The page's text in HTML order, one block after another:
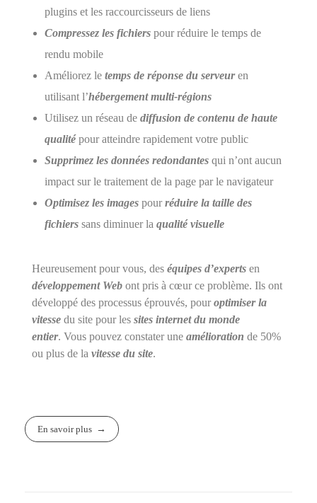
plugins et les raccourcisseurs de liens
Compressez les fichierspour réduire le temps de
rendu mobile
Améliorez le temps de réponse du serveuren
utilisant l’hébergement multi-régions
Utilisez un réseau de diffusion de contenu de haute
qualitépour atteindre rapidement votre public
Supprimez les données redondantesqui n’ont aucun
impact sur le traitement de la page par le navigateur
Optimisez les imagespourréduire la taille des
fichierssans diminuer la qualité visuelle
Heureusement pour vous, des équipes d’experts en
développement Web ont pris à cœur ce problème. Ils ont
développé des processus éprouvés, pouroptimiser la
vitesse du site pour les sites internet du monde
entier. Vous pouvez constater une amélioration de 50%
ou plus de la vitesse du site.
En savoir plus